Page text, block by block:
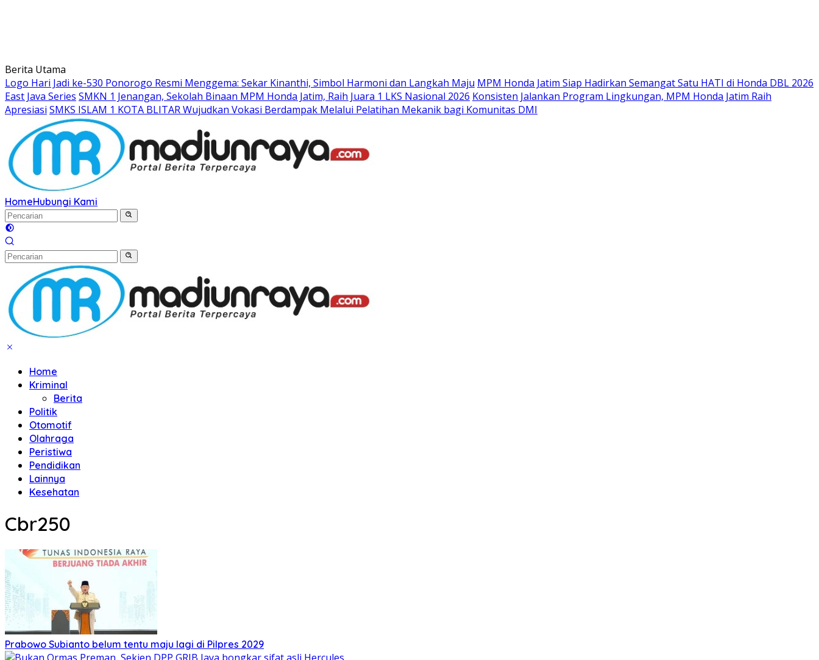
Berita Utama
Logo Hari Jadi ke-530 Ponorogo Resmi Menggema: Sekar Kinanthi, Simbol Harmoni dan Langkah Maju MPM Honda Jatim Siap Hadirkan Semangat Satu HATI di Honda DBL 2026
East Java Series SMKN 1 Jenangan, Sekolah Binaan MPM Honda Jatim, Raih Juara 1 LKS Nasional 2026 Konsisten Jalankan Program Lingkungan, MPM Honda Jatim Raih
Apresiasi SMKS ISLAM 1 KOTA BLITAR Wujudkan Vokasi Berdampak Melalui Pelatihan Mekanik bagi Komunitas DMI
HomeHubungi Kami
Home
Kriminal
Berita
Politik
Otomotif
Olahraga
Peristiwa
Pendidikan
Lainnya
Kesehatan
Cbr250
Prabowo Subianto belum tentu maju lagi di Pilpres 2029